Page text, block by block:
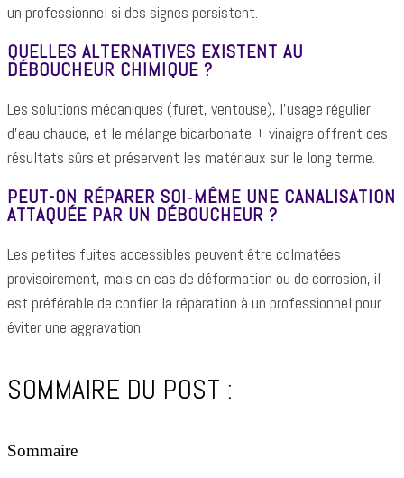
un professionnel si des signes persistent.
QUELLES ALTERNATIVES EXISTENT AU
DÉBOUCHEUR CHIMIQUE ?
Les solutions mécaniques (furet, ventouse), l’usage régulier
d’eau chaude, et le mélange bicarbonate + vinaigre offrent des
résultats sûrs et préservent les matériaux sur le long terme.
PEUT-ON RÉPARER SOI‑MÊME UNE CANALISATION
ATTAQUÉE PAR UN DÉBOUCHEUR ?
Les petites fuites accessibles peuvent être colmatées
provisoirement, mais en cas de déformation ou de corrosion, il
est préférable de confier la réparation à un professionnel pour
éviter une aggravation.
SOMMAIRE DU POST :
Sommaire